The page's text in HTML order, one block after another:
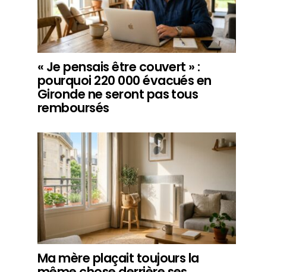
« Je pensais être couvert » :
pourquoi 220 000 évacués en
Gironde ne seront pas tous
remboursés
Ma mère plaçait toujours la